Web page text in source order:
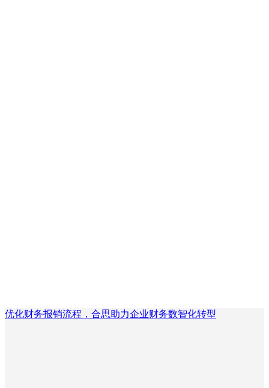
优化财务报销流程，合思助力企业财务数智化转型